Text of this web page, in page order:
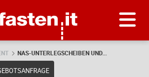
NAS-UNTERLEGSCHEIBEN UND...